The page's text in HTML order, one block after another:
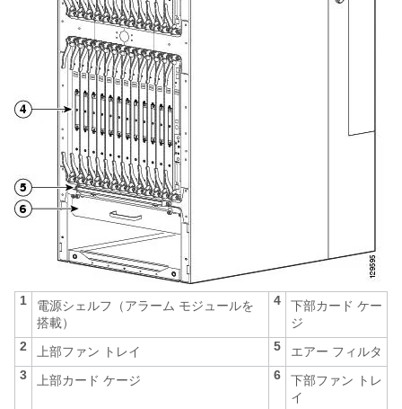
1
電源シェルフ（アラーム モジュールを
搭載）
4
下部カード ケー
ジ
2
上部ファン トレイ 5
エアー フィルタ
3
上部カード ケージ 6
下部ファン トレ
イ